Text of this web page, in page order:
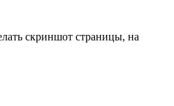
скриншот страницы, на